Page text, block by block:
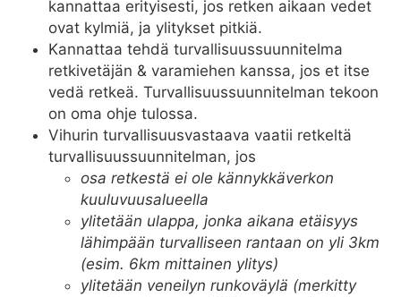
kannattaa erityisesti, jos retken aikaan vedet
ovat kylmiä, ja ylitykset pitkiä.
Kannattaa tehdä turvallisuussuunnitelma
retkivetäjän & varamiehen kanssa, jos et itse
vedä retkeä. Turvallisuussuunnitelman tekoon
on oma ohje tulossa.
Vihurin turvallisuusvastaava vaatii retkeltä
turvallisuussuunnitelman, jos
osa retkestä ei ole kännykkäverkon
kuuluvuusalueella
ylitetään ulappa, jonka aikana etäisyys
lähimpään turvalliseen rantaan on yli 3km
(esim. 6km mittainen ylitys)
ylitetään veneilyn runkoväylä (merkitty